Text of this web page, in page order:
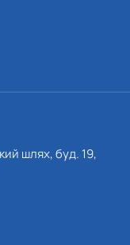
шлях, буд. 19,